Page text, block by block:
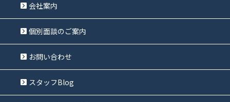
会社案内
個別面談のご案内
お問い合わせ
スタッフBlog